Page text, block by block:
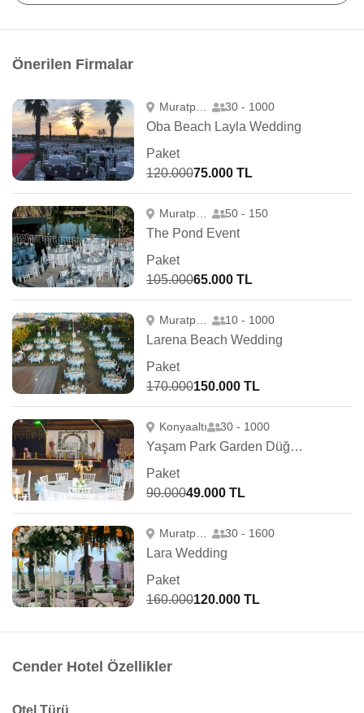
Önerilen Firmalar
Muratpaşa 30 - 1000
Oba Beach Layla Wedding
Paket
120.00075.000 TL
Muratpaşa 50 - 150
The Pond Event
Paket
105.00065.000 TL
Muratpaşa 10 - 1000
Larena Beach Wedding
Paket
170.000150.000 TL
Konyaaltı 30 - 1000
Yaşam Park Garden Düğün Salonu
Paket
90.00049.000 TL
Muratpaşa 30 - 1600
Lara Wedding
Paket
160.000120.000 TL
Cender Hotel Özellikler
Otel Türü